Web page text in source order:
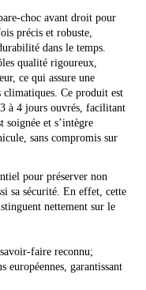
choc avant droit pour
précis et robuste,
dans le temps.
qualité rigoureux,
ce qui assure une
climatiques. Ce produit est
à 4 jours ouvrés, facilitant
et s’intègre
sans compromis sur
pour préserver non
sa sécurité. En effet, cette
nettement sur le
faire reconnu;
garantissant